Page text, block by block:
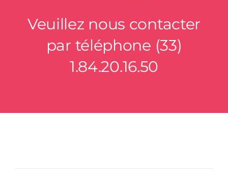
Veuillez nous contacter
par téléphone (33)
1.84.20.16.50